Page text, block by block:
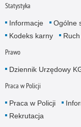
Statystyka
Informacje Ogólne
Kodeks karny
Prawo
Dziennik Urzędowy
Praca w Policji
Praca w Policji
Rekrutacja